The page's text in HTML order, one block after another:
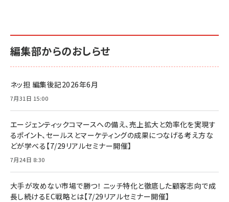
編集部からのおしらせ
ネッ担 編集後記2026年6月
7月31日 15:00
エージェンティックコマースへの備え、売上拡大と効率化を実現す
るポイント、セールスとマーケティングの成果につなげる考え方な
どが学べる【7/29リアルセミナー開催】
7月24日 8:30
大手が攻めない市場で勝つ！ ニッチ特化と徹底した顧客志向で成
長し続けるEC戦略とは【7/29リアルセミナー開催】